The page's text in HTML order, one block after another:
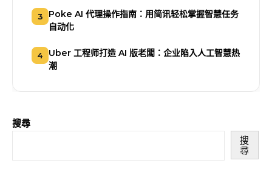
3
Poke AI 代理操作指南：用简讯轻松掌握智慧任务
自动化
4
Uber 工程师打造 AI 版老闆：企业陷入人工智慧热
潮
搜尋
搜
尋